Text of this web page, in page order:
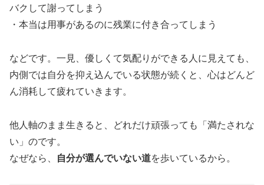
バクして謝ってしまう
・本当は用事があるのに残業に付き合ってしまう
などです。一見、優しくて気配りができる人に見えても、
内側では自分を抑え込んでいる状態が続くと、心はどんど
ん消耗して疲れていきます。
他人軸のまま生きると、どれだけ頑張っても「満たされな
い」のです。
なぜなら、
自分が選んでいない道を歩いているから。